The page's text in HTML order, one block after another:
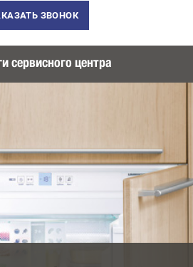
ЗВОНОК
сервисного центра